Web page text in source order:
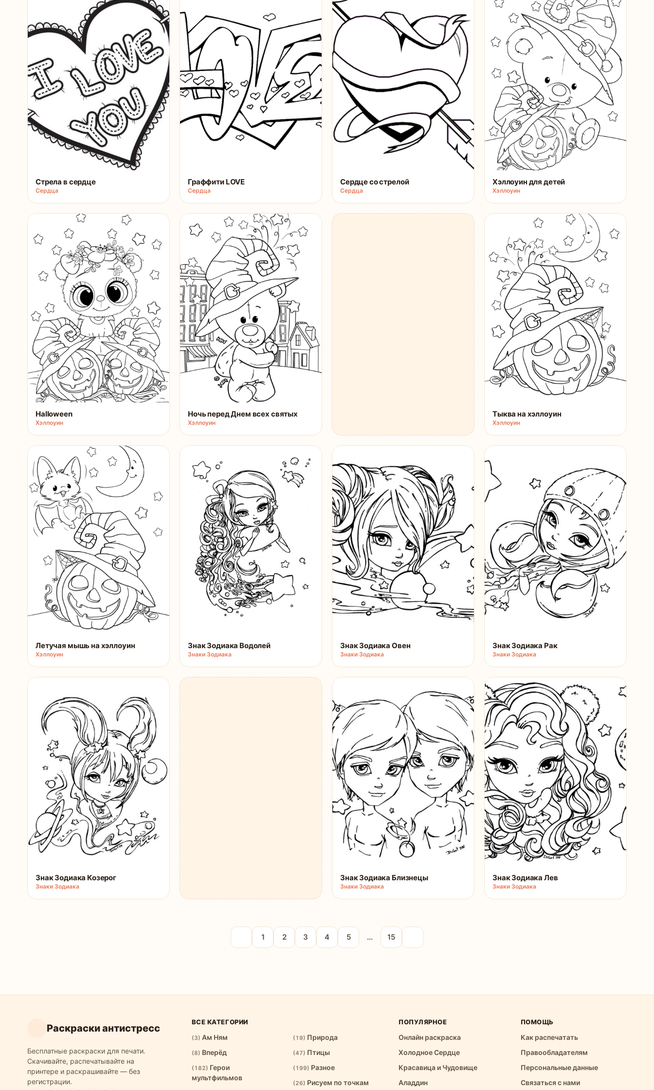
Стрела в сердце
Сердца
Граффити LOVE
Сердца
Сердце со стрелой
Сердца
Хэллоуин для детей
Хэллоуин
Halloween
Хэллоуин
Ночь перед Днем всех святых
Хэллоуин
Тыква на хэллоуин
Хэллоуин
Летучая мышь на хэллоуин
Хэллоуин
Знак Зодиака Водолей
Знаки Зодиака
Знак Зодиака Овен
Знаки Зодиака
Знак Зодиака Рак
Знаки Зодиака
Знак Зодиака Козерог
Знаки Зодиака
Знак Зодиака Близнецы
Знаки Зодиака
Знак Зодиака Лев
Знаки Зодиака
1 2 3 4 5 … 15
Раскраски антистресс
Бесплатные раскраски для печати.
Скачивайте, распечатывайте на
принтере и раскрашивайте — без
регистрации.
ВСЕ КАТЕГОРИИ
(3) Ам Ням
(8) Вперёд
(182) Герои
мультфильмов
(19) Природа
(47) Птицы
(199) Разное
(26) Рисуем по точкам
ПОПУЛЯРНОЕ
Онлайн раскраска
Холодное Сердце
Красавица и Чудовище
Аладдин
ПОМОЩЬ
Как распечатать
Правообладателям
Персональные данные
Связаться с нами